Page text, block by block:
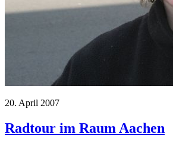
20. April 2007
Radtour im Raum Aachen